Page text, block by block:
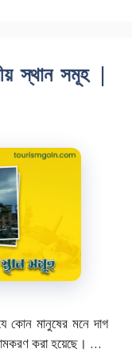
স্থান সমূহ |
কোন মানুষের মনে দাগ
নামকরণ করা হয়েছে। …